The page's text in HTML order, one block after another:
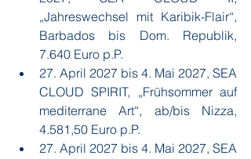
„Jahreswechsel mit Karibik-Flair“,
Barbados bis Dom. Republik,
7.640 Euro p.P.
27. April 2027 bis 4. Mai 2027, SEA
CLOUD SPIRIT, „Frühsommer auf
mediterrane Art“, ab/bis Nizza,
4.581,50 Euro p.P.
27. April 2027 bis 4. Mai 2027, SEA